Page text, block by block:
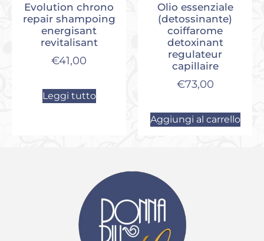
Evolution chrono
repair shampoing
energisant
revitalisant
€41,00
Leggi tutto
Olio essenziale
(detossinante)
coiffarome
detoxinant
regulateur
capillaire
€73,00
Aggiungi al carrello